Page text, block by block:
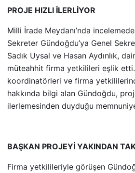
PROJE HIZLI İLERLİYOR
Milli İrade Meydanı’nda
Sekreter Gündoğdu’ya Genel
Sadık Uysal ve Hasan Aydınlık,
müteahhit firma yetkilileri eşlik
koordinatörleri ve firma
hakkında bilgi alan Gündoğdu,
ilerlemesinden duyduğu
BAŞKAN PROJEYİ YAKINDAN
Firma yetkilileriyle görüşen